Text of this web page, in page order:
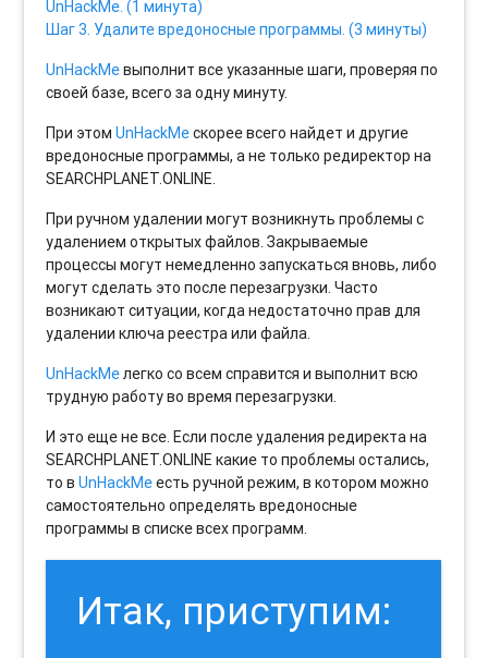
UnHackMe. (1 минута)
Шаг 3. Удалите вредоносные программы. (3 минуты)
UnHackMeвыполнит все указанные шаги, проверяя по
своей базе, всего за одну минуту.
При этомUnHackMeскорее всего найдет и другие
вредоносные программы, а не только редиректор на
SEARCHPLANET.ONLINE.
При ручном удалении могут возникнуть проблемы с
удалением открытых файлов. Закрываемые
процессы могут немедленно запускаться вновь, либо
могут сделать это после перезагрузки. Часто
возникают ситуации, когда недостаточно прав для
удалении ключа реестра или файла.
UnHackMeлегко со всем справится и выполнит всю
трудную работу во время перезагрузки.
И это еще не все. Если после удаления редиректа на
SEARCHPLANET.ONLINE какие то проблемы остались,
то вUnHackMeесть ручной режим, в котором можно
самостоятельно определять вредоносные
программы в списке всех программ.
Итак, приступим: